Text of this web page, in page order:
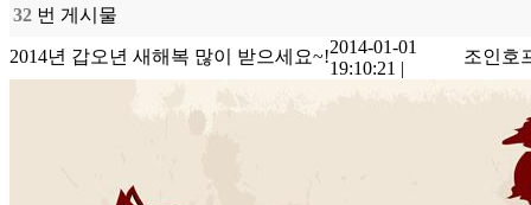
32 번 게시물
2014년 갑오년 새해복 많이 받으세요~!2014-01-01
19:10:21 |
조인호